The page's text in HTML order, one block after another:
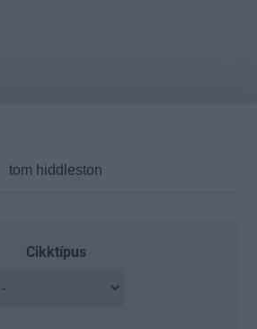
Cikktípus